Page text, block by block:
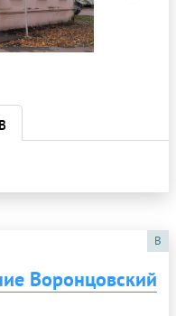
B
Воронцовский